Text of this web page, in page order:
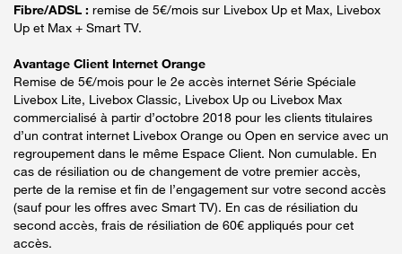
Fibre/ADSL : remise de 5€/mois sur Livebox Up et Max, Livebox
Up et Max + Smart TV.
Avantage Client Internet Orange
Remise de 5€/mois pour le 2e accès internet Série Spéciale
Livebox Lite, Livebox Classic, Livebox Up ou Livebox Max
commercialisé à partir d’octobre 2018 pour les clients titulaires
d’un contrat internet Livebox Orange ou Open en service avec un
regroupement dans le même Espace Client. Non cumulable. En
cas de résiliation ou de changement de votre premier accès,
perte de la remise et fin de l’engagement sur votre second accès
(sauf pour les offres avec Smart TV). En cas de résiliation du
second accès, frais de résiliation de 60€ appliqués pour cet
accès.